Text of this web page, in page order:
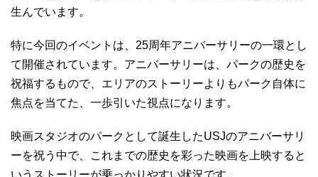
生んでいます。
特に今回のイベントは、25周年アニバーサリーの一環とし
て開催されています。アニバーサリーは、パークの歴史を
祝福するもので、エリアのストーリーよりもパーク自体に
焦点を当てた、一歩引いた視点になります。
映画スタジオのパークとして誕生したUSJのアニバーサリ
ーを祝う中で、これまでの歴史を彩った映画を上映すると
いうストーリーが乗っかりやすい状況です。